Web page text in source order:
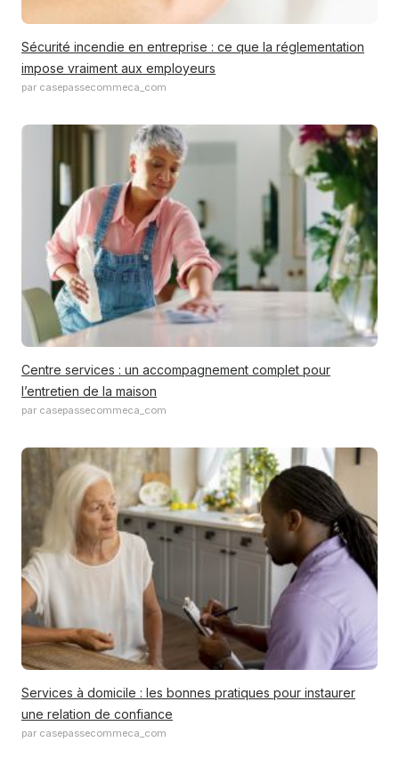
Sécurité incendie en entreprise : ce que la réglementation
impose vraiment aux employeurs
par casepassecommeca_com
Centre services : un accompagnement complet pour
l’entretien de la maison
par casepassecommeca_com
Services à domicile : les bonnes pratiques pour instaurer
une relation de confiance
par casepassecommeca_com